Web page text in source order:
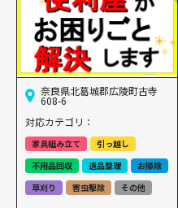
奈良県北葛城郡広陵町古寺
608-6
対応カテゴリ：
家具組み立て
引っ越し
不用品回収
遺品整理
お掃除
草刈り
害虫駆除 その他